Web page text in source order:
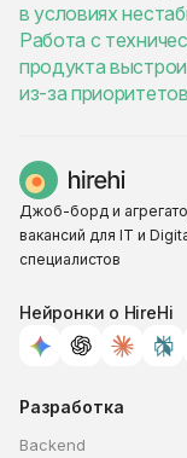
в условиях
Работа с
продукта
из-за приоритетов
Джоб-борд и
вакансий для IT и
специалистов
Нейронки о HireHi
Разработка
Backend